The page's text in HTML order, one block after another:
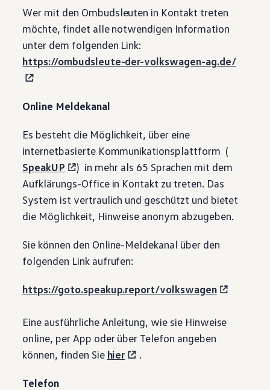
Wer mit den Ombudsleuten in Kontakt treten
möchte, findet alle notwendigen Information
unter dem folgenden Link:
https://ombudsleute-der-volkswagen-ag.de/
Online Meldekanal
Es besteht die Möglichkeit, über eine
internetbasierte Kommunikationsplattform (
SpeakUP
) in mehr als 65 Sprachen mit dem
Aufklärungs-Office in Kontakt zu treten. Das
System ist vertraulich und geschützt und bietet
die Möglichkeit, Hinweise anonym abzugeben.
Sie können den Online-Meldekanal über den
folgenden Link aufrufen:
https://goto.speakup.report/volkswagen
Eine ausführliche Anleitung, wie sie Hinweise
online, per App oder über Telefon angeben
können, finden Sie hier .
Telefon